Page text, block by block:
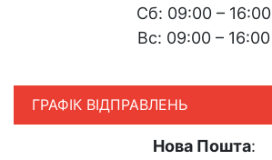
Сб: 09:00 – 16:00
Вс: 09:00 – 16:00
ГРАФІК ВІДПРАВЛЕНЬ
Нова Пошта: